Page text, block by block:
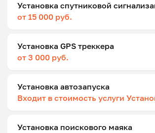
Установка спутниковой
от 15 000 руб.
Установка GPS треккера
от 3 000 руб.
Установка автозапуска
Входит в стоимость услуги
Установка поискового маяка